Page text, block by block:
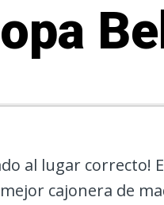
al lugar correcto!
cajonera de